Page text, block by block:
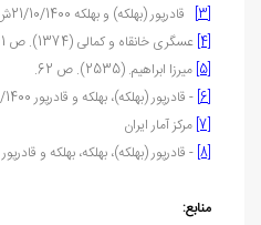
[3]
قادرپور (بهلکه) و بهلکه 21/10/1400ش.
[4] عسگری خانقاه و کمالی (1374). ص 61.
[5] میرزا ابراهیم. (2535). ص 62.
[6]
- قادرپور (بهلکه)، بهلکه و قادرپور 21/10/1400ش.
[7] مرکز آمار ایران
[8] - قادرپور (بهلکه)، بهلکه، بهلکه و قادرپور 21/10/1400ش.
منابع: